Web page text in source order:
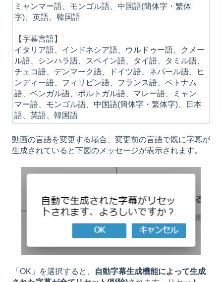
ミャンマー語、モンゴル語、中国語(簡体字・繁体
字)、英語、韓国語
【字幕言語】
イタリア語、インドネシア語、ウルドゥー語、クメー
ル語、シンハラ語、スペイン語、タイ語、タミル語、
チェコ語、デンマーク語、ドイツ語、ネパール語、ヒ
ンディー語、フィリピン語、フランス語、ベトナム
語、ベンガル語、ポルトガル語、マレー語、ミャン
マー語、モンゴル語、中国語(簡体字・繁体字)、日本
語、英語、韓国語
動画の言語を変更する場合、変更前の言語で既に字幕が
生成されていると下図のメッセージが表示されます。
「OK」を選択すると、
自動字幕生成機能によって生成